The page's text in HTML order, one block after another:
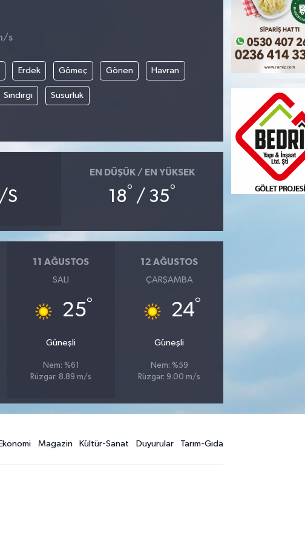
s
Erdek Gömeç Gönen Havran
Sındırgı Susurluk
S
EN DÜŞÜK / EN YÜKSEK
18° / 35°
11 AĞUSTOS
SALI
25°
Güneşli
Nem: %61
Rüzgar: 8.89 m/s
12 AĞUSTOS
ÇARŞAMBA
24°
Güneşli
Nem: %59
Rüzgar: 9.00 m/s
Ekonomi Magazin Kültür-Sanat Duyurular Tarım-Gıda